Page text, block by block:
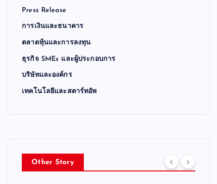
Press Release
การเงินและธนาคาร
ตลาดหุ้นและการลงทุน
ธุรกิจ SMEs และผู้ประกอบการ
บริษัทและองค์กร
เทคโนโลยีและสตาร์ทอัพ
Other Story